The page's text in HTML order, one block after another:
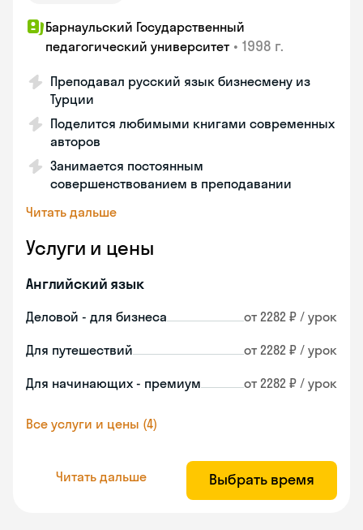
Барнаульский Государственный
педагогический университет • 1998 г.
Преподавал русский язык бизнесмену из
Турции
Поделится любимыми книгами современных
авторов
Занимается постоянным
совершенствованием в преподавании
Читать дальше
Услуги и цены
Английский язык
Деловой - для бизнеса от 2282 ₽ / урок
Для путешествий от 2282 ₽ / урок
Для начинающих - премиум от 2282 ₽ / урок
Все услуги и цены (4)
Читать дальше Выбрать время